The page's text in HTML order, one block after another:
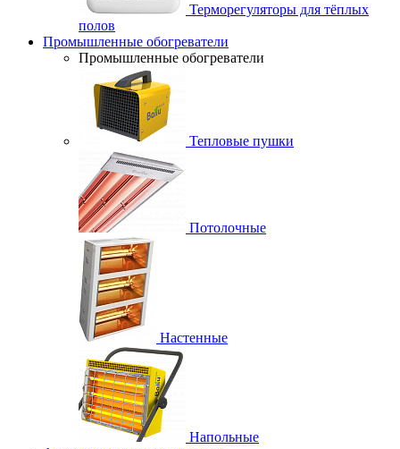
Терморегуляторы для тёплых
полов
Промышленные обогреватели
Промышленные обогреватели
Тепловые пушки
Потолочные
Настенные
Напольные